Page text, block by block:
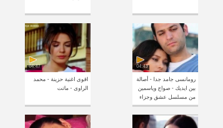
04:43
رومانسى جامد جدا - أصالة
بين ايديك - صواج وياسمين
من مسلسل عشق وجزاء
04:47
اقوى اغنية حزينة - محمد
الراوى - ماتت